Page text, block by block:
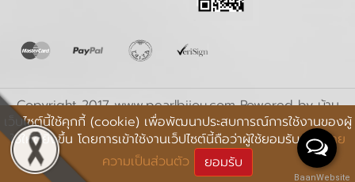
Copyright 2017 www.pearlbijou.com Powered byบ้าน
เว็บไซต์
Online : 75 l Today : 41,841 l Total : 9,915,872
เว็บไซต์นี้ใช้คุกกี้ (cookie) เพื่อพัฒนาประสบการณ์การใช้งานของผู้
ใช้ให้ดียิ่งขึ้น โดยการเข้าใช้งานเว็ปไซต์นี้ถือว่าผู้ใช้ยอมรับนโยบาย
ความเป็นส่วนตัว
ยอมรับ
BaanWebsite